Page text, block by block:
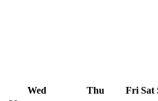
Wed Thu Fri Sat